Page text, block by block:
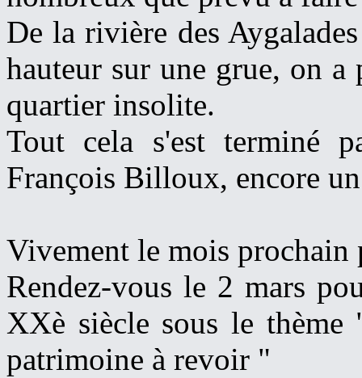
De la rivière des
hauteur sur une grue, on
quartier insolite.
Tout cela s'est terminé
François Billoux, encore
Vivement le mois prochain
Rendez-vous le 2 mars
XXè siècle sous le
patrimoine à revoir "